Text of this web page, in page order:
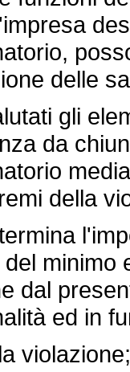
delle
gli
da
della
dal
ed in
violazione;